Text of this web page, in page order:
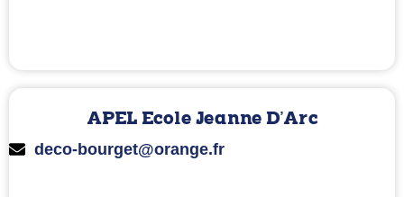
APEL Ecole Jeanne D'Arc
deco-bourget@orange.fr